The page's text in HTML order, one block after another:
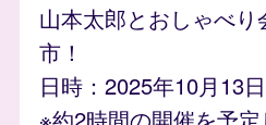
山本太郎とおしゃべ
市！
日時：2025年10月13